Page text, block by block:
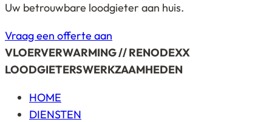
Uw betrouwbare loodgieter aan huis.
Vraag een offerte aan
VLOERVERWARMING // RENODEXX
LOODGIETERSWERKZAAMHEDEN
HOME
DIENSTEN